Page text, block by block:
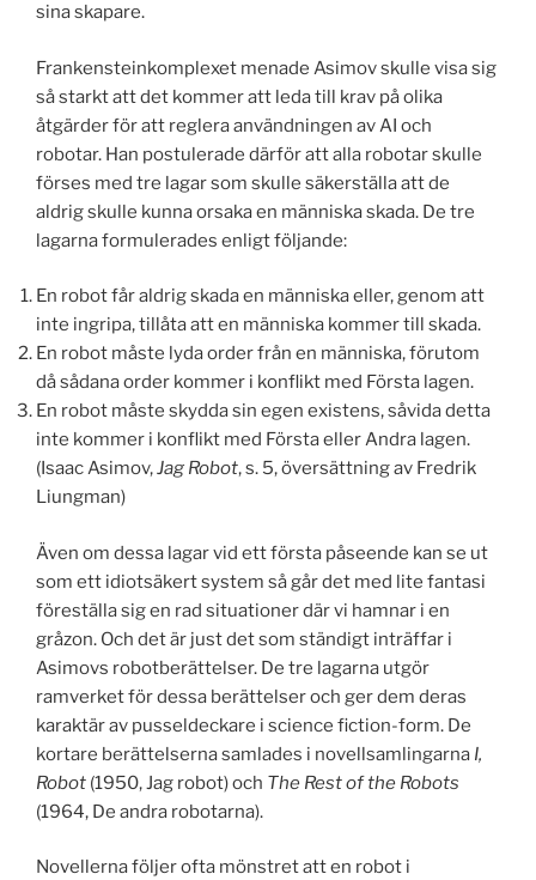
sina skapare.
Frankensteinkomplexet menade Asimov skulle visa sig
så starkt att det kommer att leda till krav på olika
åtgärder för att reglera användningen av AI och
robotar. Han postulerade därför att alla robotar skulle
förses med tre lagar som skulle säkerställa att de
aldrig skulle kunna orsaka en människa skada. De tre
lagarna formulerades enligt följande:
En robot får aldrig skada en människa eller, genom att
inte ingripa, tillåta att en människa kommer till skada.
En robot måste lyda order från en människa, förutom
då sådana order kommer i konflikt med Första lagen.
En robot måste skydda sin egen existens, såvida detta
inte kommer i konflikt med Första eller Andra lagen.
(Isaac Asimov,Jag Robot, s. 5, översättning av Fredrik
Liungman)
Även om dessa lagar vid ett första påseende kan se ut
som ett idiotsäkert system så går det med lite fantasi
föreställa sig en rad situationer där vi hamnar i en
gråzon. Och det är just det som ständigt inträffar i
Asimovs robotberättelser. De tre lagarna utgör
ramverket för dessa berättelser och ger dem deras
karaktär av pusseldeckare i science fiction-form. De
kortare berättelserna samlades i novellsamlingarna I,
Robot (1950, Jag robot) och The Rest of the Robots
(1964, De andra robotarna).
Novellerna följer ofta mönstret att en robot i